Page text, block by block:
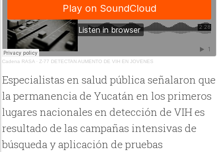
Cadena RASA ·Z-77 DETECTAN AUMENTO DE VIH EN JOVENES
Especialistas en salud pública señalaron que
la permanencia de Yucatán en los primeros
lugares nacionales en detección de VIH es
resultado de las campañas intensivas de
búsqueda y aplicación de pruebas